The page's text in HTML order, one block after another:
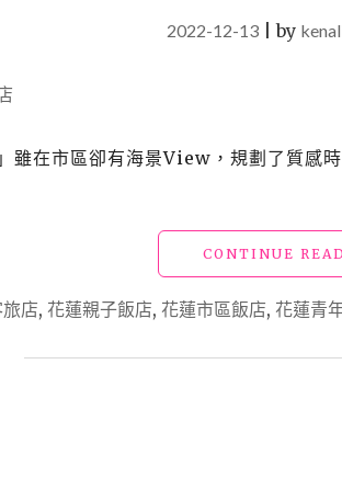
2022-12-13|by
雖在市區卻有海景View，規劃了質感
CONTINUE
店, 花蓮親子飯店, 花蓮市區飯店, 花蓮青